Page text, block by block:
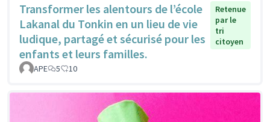
Transformer les alentours de l’école
Lakanal du Tonkin en un lieu de vie
ludique, partagé et sécurisé pour les
enfants et leurs familles.
Retenue
par le
tri
citoyen
APE 5 10